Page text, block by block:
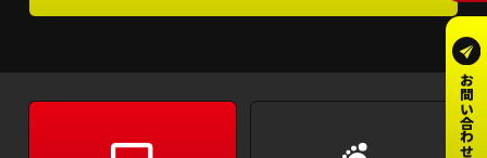
お問い合わせ